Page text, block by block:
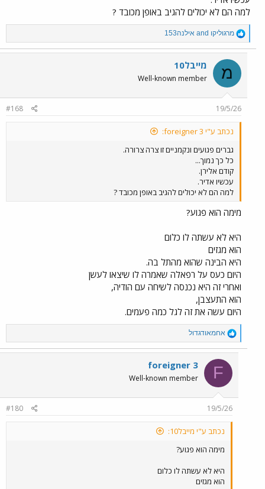
למה הם לא יכולים להגיב באופן מכובד ?
R
e
a
c
o
n
s
מרגוליקו אילנה153
מ מייבל10
Well-known member
19/5/26
#168
נכתב ע"י foreigner 3:
גברים פגועים ונקמניים זו צרה צרורה.
כל כך נמוך...
קודם אלירן.
עכשיו אדיר.
למה הם לא יכולים להגיב באופן מכובד ?
מימה הוא פגוע?
היא לא עשתה לו כלום
הוא מגזים
היא הבינה שהוא מהתל בה.
היום כעס על רפאלה שאמרה לו שיצאו לעשן
ואחרי זה היא נכנסה לשיחה עם הודיה,
הוא התעצבן,
היום עשה את זה לגל כמה פעמים.
R
e
a
c
o
n
s
אחמאודגדול
F
foreigner 3
Well-known member
19/5/26
#180
נכתב ע"י מייבל10:
מימה הוא פגוע?
היא לא עשתה לו כלום
הוא מגזים